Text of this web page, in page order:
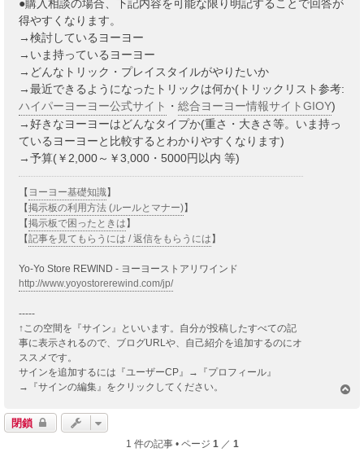
●購入相談の場合、下記内容を可能な限り明記することで回答が
得やすくなります。
→検討しているヨーヨー
→いま持っているヨーヨー
→どんなトリック・プレイスタイルがやりたいか
→最近できるようになったトリックは何か(トリックリスト参考:
ハイパーヨーヨー公式サイト ・ 総合ヨーヨー情報サイトGIOY)
→好きなヨーヨーはどんなタイプか(重さ・大きさ等。いま持っ
ているヨーヨーと比較するとわかりやすくなります)
→予算(￥2,000～￥3,000・5000円以内 等)
【 ヨーヨー基礎知識】
【掲示板の利用方法 (ルールとマナー)】
【掲示板で困ったときは】
【記事を見てもらうには / 返信をもらうには】
Yo-Yo Store REWIND - ヨーヨーストアリワインド
http://www.yoyostorerewind.com/jp/
-----
↑この空間を『サイン』といいます。自分が投稿したすべての記
事に表示されるので、ブログURLや、自己紹介を追加するのにオ
ススメです。
サインを追加するには『ユーザーCP』→『プロフィール』
→『サインの編集』をクリックしてください。
閉鎖
1 件の記事 • ページ 1 ／ 1